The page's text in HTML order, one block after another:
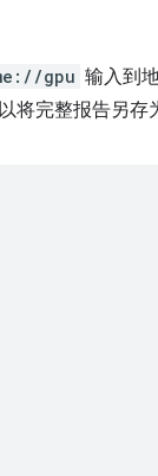
gpu 输入到
将完整报告另存